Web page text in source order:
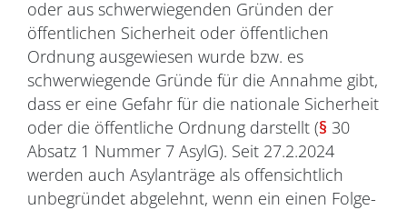
oder aus schwerwiegenden Gründen der
öffentlichen Sicherheit oder öffentlichen
Ordnung ausgewiesen wurde bzw. es
schwerwiegende Gründe für die Annahme gibt,
dass er eine Gefahr für die nationale Sicherheit
oder die öffentliche Ordnung darstellt (§ 30
Absatz 1 Nummer 7 AsylG). Seit 27.2.2024
werden auch Asylanträge als offensichtlich
unbegründet abgelehnt, wenn ein einen Folge-